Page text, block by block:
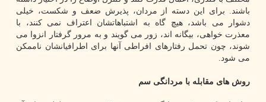
باشند. برای این دسته از مردان، پذیرش ضعف و شکست، خیلی
دشوار می باشد، هیچ گاه به اشتباهاتشان اعتراف نمی کنند، با
معذرت خواهی، بیگانه اند، زور می گویند و به مرور گرفتار انزوا می
شوند، چون تحمل رفتارهای افراطی آنها برای اطرافیانشان ناممکن
می شود.
روش های مقابله با مردانگی سم